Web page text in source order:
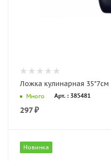
Ложка кулинарная 35*7см
Много Арт. : 385481
297₽
Новинка